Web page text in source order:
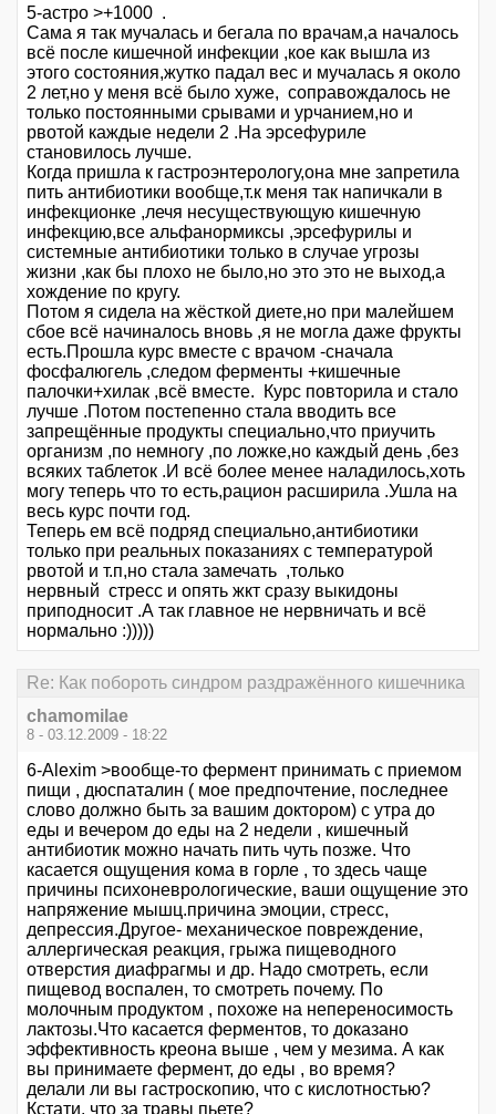
5-астро >+1000 .
Сама я так мучалась и бегала по врачам,а началось
всё после кишечной инфекции ,кое как вышла из
этого состояния,жутко падал вес и мучалась я около
2 лет,но у меня всё было хуже, соправождалось не
только постоянными срывами и урчанием,но и
рвотой каждые недели 2 .На эрсефуриле
становилось лучше.
Когда пришла к гастроэнтерологу,она мне запретила
пить антибиотики вообще,т.к меня так напичкали в
инфекционке ,лечя несуществующую кишечную
инфекцию,все альфанормиксы ,эрсефурилы и
системные антибиотики только в случае угрозы
жизни ,как бы плохо не было,но это это не выход,а
хождение по кругу.
Потом я сидела на жёсткой диете,но при малейшем
сбое всё начиналось вновь ,я не могла даже фрукты
есть.Прошла курс вместе с врачом -сначала
фосфалюгель ,следом ферменты +кишечные
палочки+хилак ,всё вместе. Курс повторила и стало
лучше .Потом постепенно стала вводить все
запрещённые продукты специально,что приучить
организм ,по немногу ,по ложке,но каждый день ,без
всяких таблеток .И всё более менее наладилось,хоть
могу теперь что то есть,рацион расширила .Ушла на
весь курс почти год.
Теперь ем всё подряд специально,антибиотики
только при реальных показаниях с температурой
рвотой и т.п,но стала замечать ,только
нервный стресс и опять жкт сразу выкидоны
приподносит .А так главное не нервничать и всё
нормально :)))))
Re: Как побороть синдром раздражённого кишечника
chamomilae
8 - 03.12.2009 - 18:22
6-Alexim >вообще-то фермент принимать с приемом
пищи , дюспаталин ( мое предпочтение, последнее
слово должно быть за вашим доктором) с утра до
еды и вечером до еды на 2 недели , кишечный
антибиотик можно начать пить чуть позже. Что
касается ощущения кома в горле , то здесь чаще
причины психоневрологические, ваши ощущение это
напряжение мышц.причина эмоции, стресс,
депрессия.Другое- механическое повреждение,
аллергическая реакция, грыжа пищеводного
отверстия диафрагмы и др. Надо смотреть, если
пищевод воспален, то смотреть почему. По
молочным продуктом , похоже на непереносимость
лактозы.Что касается ферментов, то доказано
эффективность креона выше , чем у мезима. А как
вы принимаете фермент, до еды , во время?
делали ли вы гастроскопию, что с кислотностью?
Кстати, что за травы пьете?